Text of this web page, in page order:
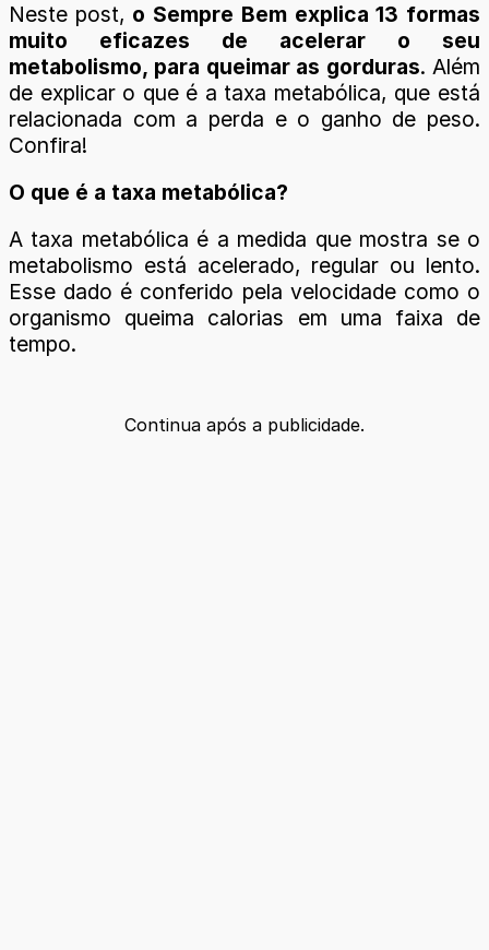
Neste post, o Sempre Bem explica 13 formas
muito eficazes de acelerar o seu
metabolismo, para queimar as gorduras. Além
de explicar o que é a taxa metabólica, que está
relacionada com a perda e o ganho de peso.
Confira!
O que é a taxa metabólica?
A taxa metabólica é a medida que mostra se o
metabolismo está acelerado, regular ou lento.
Esse dado é conferido pela velocidade como o
organismo queima calorias em uma faixa de
tempo.
Continua após a publicidade.